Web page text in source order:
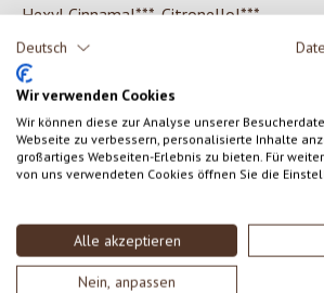
Deutsch
Wir verwenden Cookies
Wir können diese zur Analyse unserer
Webseite zu verbessern, personalisierte Inhalte
großartiges Webseiten-Erlebnis zu bieten. Für
von uns verwendeten Cookies öffnen Sie die
Alle akzeptieren
Nein, anpassen
Hexyl Cinnamal***, Citronellol***
*made using organic ingredients
**from organic agriculture
***from perfume/essential oils
Durchschnittliche Bewertung von 0 von 5
Gib eine Bewertung ab!